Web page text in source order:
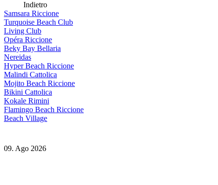
Indietro
Samsara Riccione
Turquoise Beach Club
Living Club
Opéra Riccione
Beky Bay Bellaria
Nereidas
Hyper Beach Riccione
Malindi Cattolica
Mojito Beach Riccione
Bikini Cattolica
Kokale Rimini
Flamingo Beach Riccione
Beach Village
09. Ago 2026